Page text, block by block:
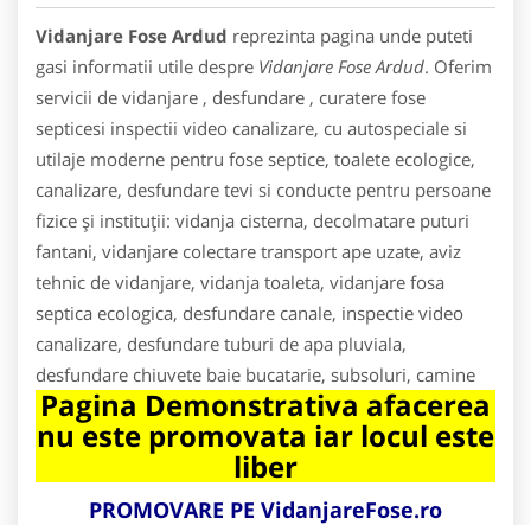
Vidanjare Fose Ardud reprezinta pagina unde puteti
gasi informatii utile despre Vidanjare Fose Ardud. Oferim
servicii de vidanjare , desfundare , curatere fose
septicesi inspectii video canalizare, cu autospeciale si
utilaje moderne pentru fose septice, toalete ecologice,
canalizare, desfundare tevi si conducte pentru persoane
fizice și instituții: vidanja cisterna, decolmatare puturi
fantani, vidanjare colectare transport ape uzate, aviz
tehnic de vidanjare, vidanja toaleta, vidanjare fosa
septica ecologica, desfundare canale, inspectie video
canalizare, desfundare tuburi de apa pluviala,
desfundare chiuvete baie bucatarie, subsoluri, camine
Pagina Demonstrativa afacerea
nu este promovata iar locul este
liber
PROMOVARE PE VidanjareFose.ro